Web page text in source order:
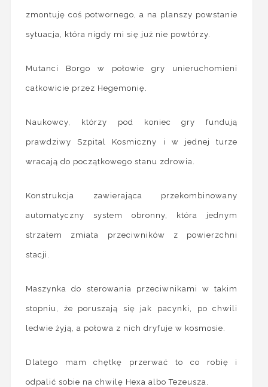
zmontuję coś potwornego, a na planszy powstanie
sytuacja, która nigdy mi się już nie powtórzy.
Mutanci Borgo w połowie gry unieruchomieni
całkowicie przez Hegemonię.
Naukowcy, którzy pod koniec gry fundują
prawdziwy Szpital Kosmiczny i w jednej turze
wracają do początkowego stanu zdrowia.
Konstrukcja zawierająca przekombinowany
automatyczny system obronny, która jednym
strzałem zmiata przeciwników z powierzchni
stacji.
Maszynka do sterowania przeciwnikami w takim
stopniu, że poruszają się jak pacynki, po chwili
ledwie żyją, a połowa z nich dryfuje w kosmosie.
Dlatego mam chętkę przerwać to co robię i
odpalić sobie na chwilę Hexa albo Tezeusza.